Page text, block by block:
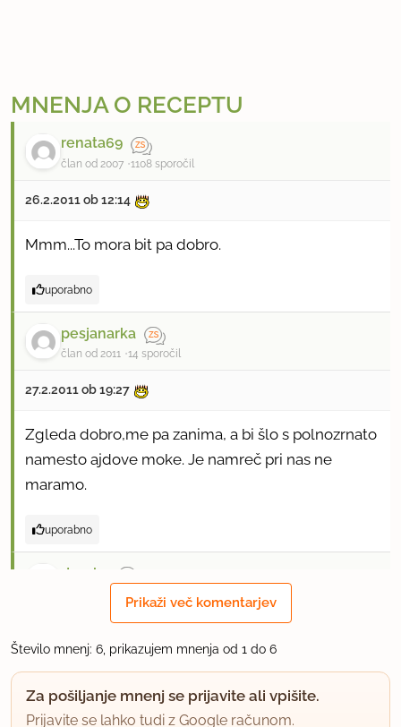
MNENJA O RECEPTU
renata69
član od 2007 1108 sporočil
26.2.2011 ob 12:14
Mmm...To mora bit pa dobro.
uporabno
pesjanarka
član od 2011 14 sporočil
27.2.2011 ob 19:27
Zgleda dobro,me pa zanima, a bi šlo s polnozrnato
namesto ajdove moke. Je namreč pri nas ne
maramo.
uporabno
dascha
Mislim da bi šlo tudi iz polnozrnate moke. Jaz je še
sicer nisem uporabljala. Mogoče bi je morali dati
Prikaži več komentarjev
Število mnenj: 6, prikazujem mnenja od 1 do 6
Za pošiljanje mnenj se prijavite ali vpišite.
Prijavite se lahko tudi z Google računom.